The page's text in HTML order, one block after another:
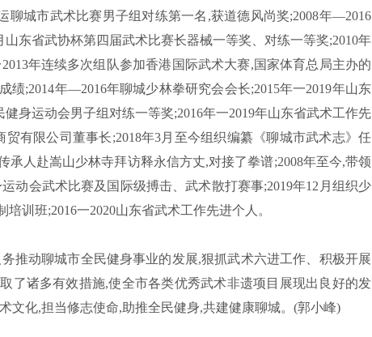
聊城市武术比赛男子组对练第一名,获道德风尚奖;2008年—2016
东省武协杯第四届武术比赛长器械一等奖、对练一等奖;2010年
年连续多次组队参加香港国际武术大赛,国家体育总局主办的
;2014年—2016年聊城少林拳研究会会长;2015年一2019年山东
身运动会男子组对练一等奖;2016年一2019年山东省武术工作先
有限公司董事长;2018年3月至今组织编纂《聊城市武术志》任
承人赴嵩山少林寺拜访释永信方丈,对接了拳谱;2008年至今,带领
动会武术比赛及国际级搏击、武术散打赛事;2019年12月组织少
训班;2016一2020山东省武术工作先进个人。
动聊城市全民健身事业的发展,狠抓武术六进工作、积极开展
了诸多有效措施,使全市各类优秀武术非遗项目展现出良好的发
文化,担当修志使命,助推全民健身,共建健康聊城。(郭小峰)